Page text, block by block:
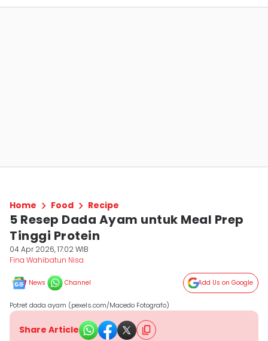
Home Food Recipe
5 Resep Dada Ayam untuk Meal Prep
Tinggi Protein
04 Apr 2026, 17:02 WIB
Fina Wahibatun Nisa
News Channel Add Us on Google
Potret dada ayam (pexels.com/Macedo Fotografo)
Share Article